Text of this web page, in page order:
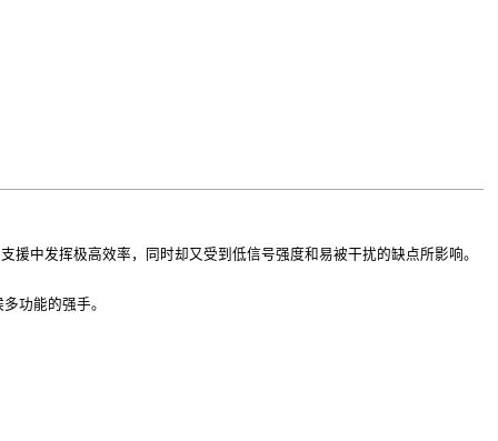
中发挥极高效率，同时却又受到低信号强度和易被干扰的缺点所影响。
功能的强手。